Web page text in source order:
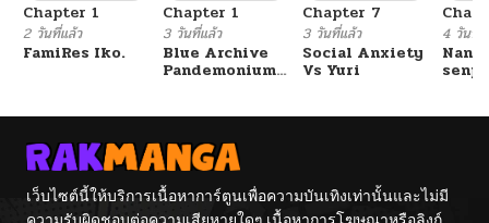
Chapter 1
2 วันที่แล้ว
FamiRes Iko.
Chapter 1
3 วันที่แล้ว
Blue Archive
Pandemonium
Chapter 7
3 วันที่แล้ว
Social Anxiety
Vs Yuri
4 วันที่
เว็บไซต์นี้ให้บริการเนื้อหาการ์ตูนเพื่อความบันเทิงเท่านั้นและไม่มี